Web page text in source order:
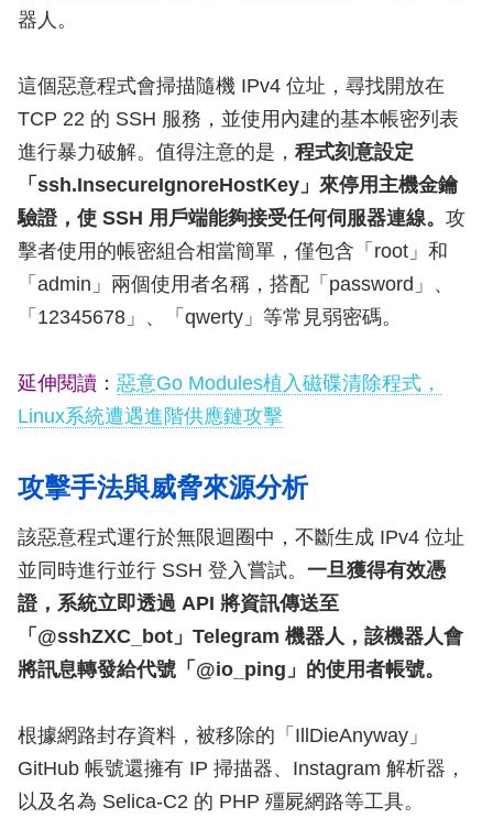
器人。
這個惡意程式會掃描隨機 IPv4 位址，尋找開放在
TCP 22 的 SSH 服務，並使用內建的基本帳密列表
進行暴力破解。值得注意的是， 程式刻意設定
「ssh.InsecureIgnoreHostKey」來停用主機金鑰
驗證，使 SSH 用戶端能夠接受任何伺服器連線。 攻
擊者使用的帳密組合相當簡單，僅包含「root」和
「admin」兩個使用者名稱，搭配「password」、
「12345678」、「qwerty」等常見弱密碼。
延伸閱讀： 惡意Go Modules植入磁碟清除程式，
Linux系統遭遇進階供應鏈攻擊
攻擊手法與威脅來源分析
該惡意程式運行於無限迴圈中，不斷生成 IPv4 位址
並同時進行並行 SSH 登入嘗試。 一旦獲得有效憑
證，系統立即透過 API 將資訊傳送至
「@sshZXC_bot」Telegram 機器人，該機器人會
將訊息轉發給代號「@io_ping」的使用者帳號。
根據網路封存資料，被移除的「IllDieAnyway」
GitHub 帳號還擁有 IP 掃描器、Instagram 解析器，
以及名為 Selica-C2 的 PHP 殭屍網路等工具。